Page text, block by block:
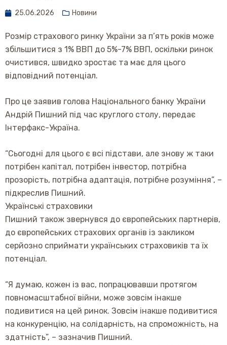
25.06.2026 Новини
Розмір страхового ринку України за п’ять років може
збільшитися з 1% ВВП до 5%-7% ВВП, оскільки ринок
очистився, швидко зростає та має для цього
відповідний потенціал.
Про це заявив голова Національного банку України
Андрій Пишний під час круглого столу, передає
Інтерфакс-Україна.
“Сьогодні для цього є всі підстави, але знову ж таки
потрібен капітал, потрібен інвестор, потрібна
прозорість, потрібна адаптація, потрібне розуміння”, –
підкреслив Пишний.
Українські страховики
Пишний також звернувся до європейських партнерів,
до європейських страхових органів із закликом
серйозно сприймати українських страховиків та їх
потенціал.
“Я думаю, кожен із вас, попрацювавши протягом
повномасштабної війни, може зовсім інакше
подивитися на цей ринок. Зовсім інакше подивитися
на конкуренцію, на солідарність, на спроможність, на
здатність”, – зазначив Пишний.